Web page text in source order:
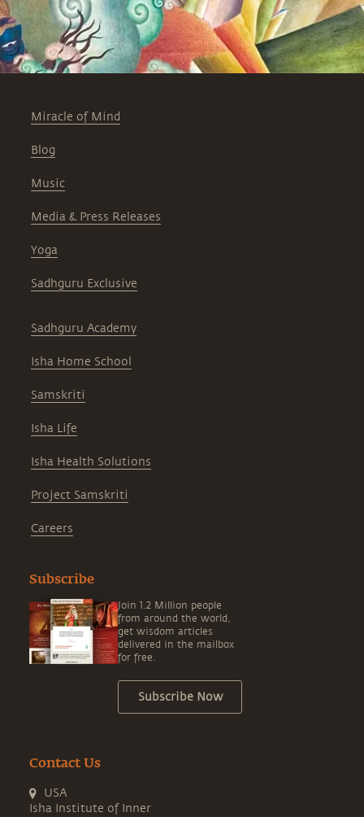
Miracle of Mind
Blog
Music
Media & Press Releases
Yoga
Sadhguru Exclusive
Sadhguru Academy
Isha Home School
Samskriti
Isha Life
Isha Health Solutions
Project Samskriti
Careers
Subscribe
Join 1.2 Million people
from around the world,
get wisdom articles
delivered in the mailbox
for free.
Subscribe Now
Contact Us
USA
Isha Institute of Inner